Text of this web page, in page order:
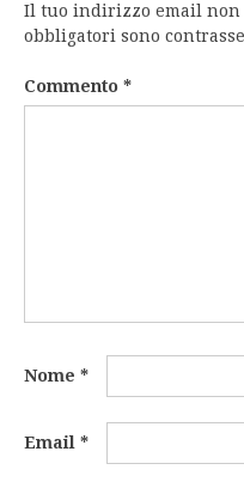
Il tuo indirizzo email non
obbligatori sono
Commento *
Nome *
Email *